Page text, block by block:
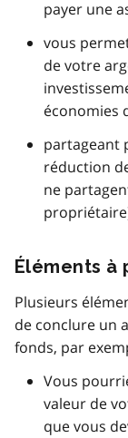
payer une
vous
de votre
économies
partageant
réduction
ne
Éléments à
Plusieurs
de conclure un
fonds, par
Vous
valeur de
que vous